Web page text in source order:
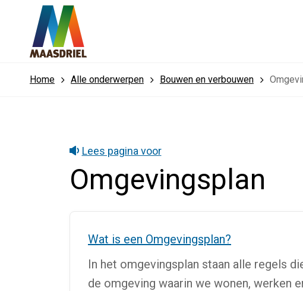
Home Alle onderwerpen Bouwen en verbouwen
Lees pagina voor
Omgevingsplan
Wat is een Omgevingsplan?
In het omgevingsplan staan alle regels
de omgeving waarin we wonen, werken